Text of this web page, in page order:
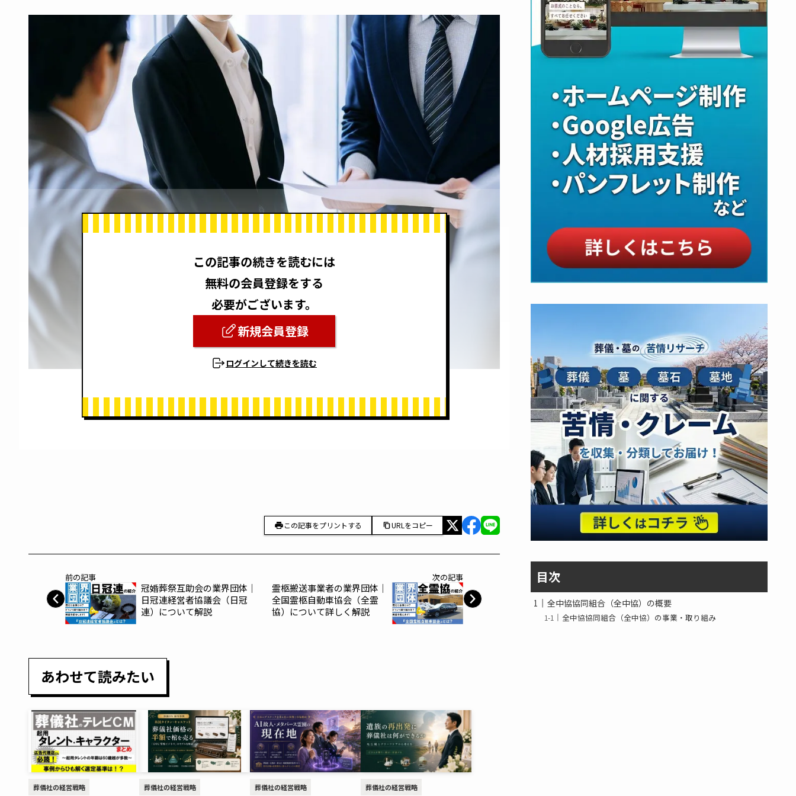
この記事の続きを読むには
無料の会員登録をする
必要がございます。
新規会員登録
ログインして続きを読む
この記事をプリントする URLをコピー
前の記事
冠婚葬祭互助会の業界団体｜
日冠連経営者協議会（日冠
連）について解説
次の記事
霊柩搬送事業者の業界団体｜
全国霊柩自動車協会（全霊
協）について詳しく解説
あわせて読みたい
葬儀社の経営戦略 葬儀社の経営戦略 葬儀社の経営戦略 葬儀社の経営戦略
目次
全中協協同組合（全中協）の概要
全中協協同組合（全中協）の事業・取り組み